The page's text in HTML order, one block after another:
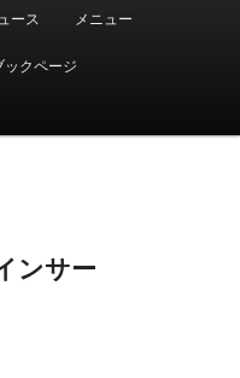
ース メニュー
ックページ
ンサー